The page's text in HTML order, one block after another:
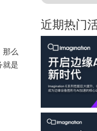
那么
就是
近期热门